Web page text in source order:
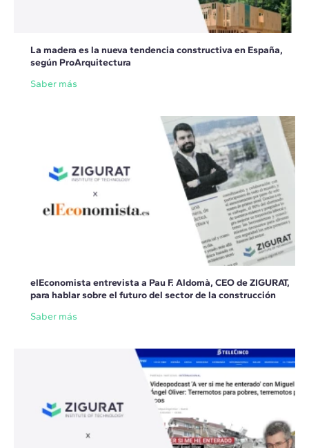
La madera es la nueva tendencia constructiva en España,
según ProArquitectura
Saber más
elEconomista entrevista a Pau F. Aldomà, CEO de ZIGURAT,
para hablar sobre el futuro del sector de la construcción
Saber más